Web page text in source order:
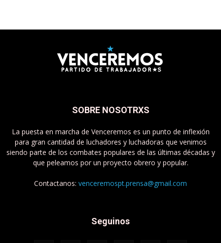
SOBRE NOSOTRXS
La puesta en marcha de Venceremos es un punto de inflexión
para gran cantidad de luchadores y luchadoras que venimos
siendo parte de los combates populares de las últimas décadas y
que peleamos por un proyecto obrero y popular.
Contactanos: venceremospt.prensa@gmail.com
Seguinos